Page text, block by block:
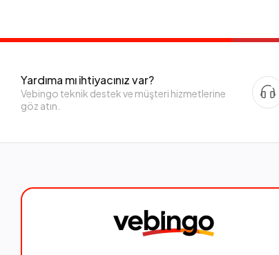
Yardıma mı ihtiyacınız var?
Vebingo teknik destek ve müşteri hizmetlerine
göz atın.